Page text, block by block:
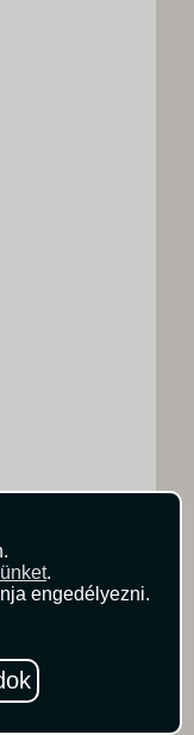
.
engedélyezni.